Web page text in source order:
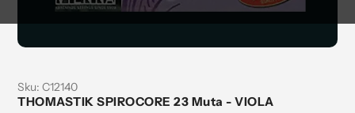
Sku: C12140
THOMASTIK SPIROCORE 23 Muta - VIOLA